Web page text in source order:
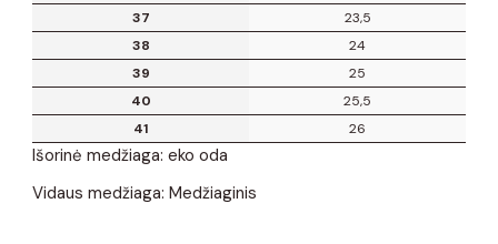
37
23,5
38
24
39
25
40
25,5
41
26
Išorinė medžiaga: eko oda
Vidaus medžiaga: Medžiaginis